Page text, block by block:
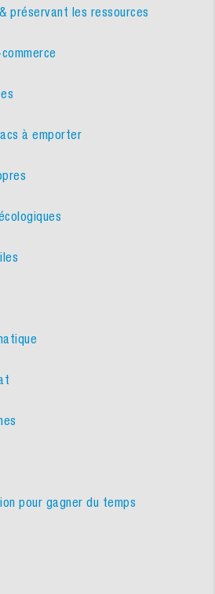
préservant les ressources
à emporter
pour gagner du temps